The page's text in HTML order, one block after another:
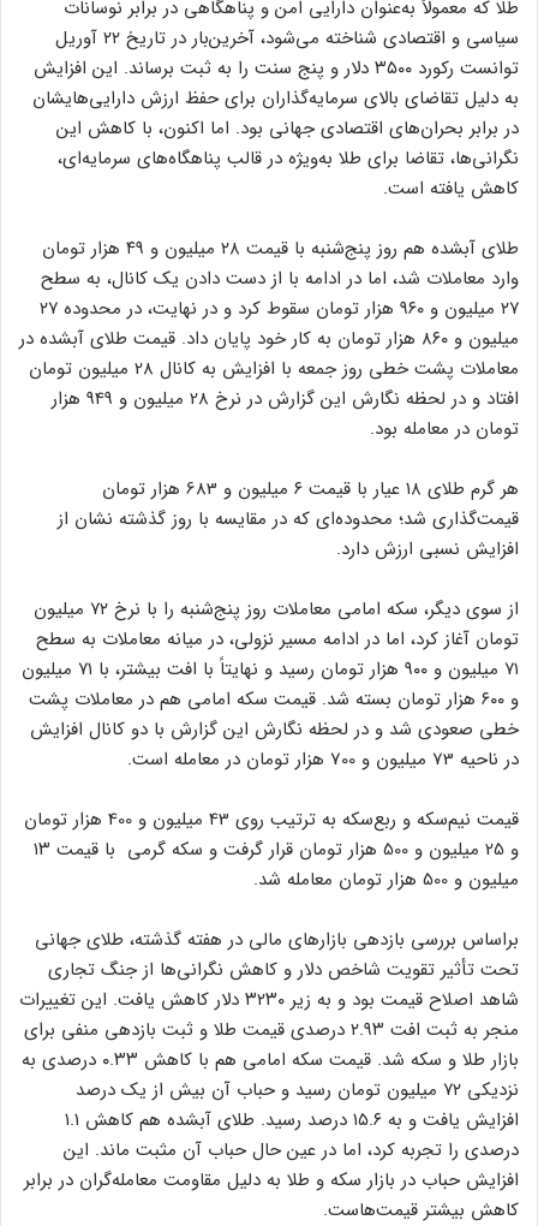
طلا که معمولاً به‌عنوان دارایی امن و پناهگاهی در برابر نوسانات
سیاسی و اقتصادی شناخته می‌شود، آخرین‌بار در تاریخ ۲۲ آوریل
توانست رکورد ۳۵۰۰ دلار و پنج سنت را به ثبت برساند. این افزایش
به دلیل تقاضای بالای سرمایه‌گذاران برای حفظ ارزش دارایی‌هایشان
در برابر بحران‌های اقتصادی جهانی بود. اما اکنون، با کاهش این
نگرانی‌ها، تقاضا برای طلا به‌ویژه در قالب پناهگاه‌های سرمایه‌ای،
کاهش یافته است.
طلای آبشده هم روز پنج‌شنبه با قیمت ۲۸ میلیون و ۴۹ هزار تومان
وارد معاملات شد، اما در ادامه با از دست دادن یک کانال، به سطح
۲۷ میلیون و ۹۶۰ هزار تومان سقوط کرد و در نهایت، در محدوده ۲۷
میلیون و ۸۶۰ هزار تومان به کار خود پایان داد. قیمت طلای آبشده در
معاملات پشت خطی روز جمعه با افزایش به کانال 28 میلیون تومان
افتاد و در لحظه نگارش این گزارش در نرخ 28 میلیون و 949 هزار
تومان در معامله بود.
هر گرم طلای ۱۸ عیار با قیمت ۶ میلیون و 683 هزار تومان
قیمت‌گذاری شد؛ محدوده‌ای که در مقایسه با روز گذشته نشان از
افزایش نسبی ارزش دارد.
از سوی دیگر، سکه امامی معاملات روز پنج‌شنبه را با نرخ ۷۲ میلیون
تومان آغاز کرد، اما در ادامه مسیر نزولی، در میانه معاملات به سطح
۷۱ میلیون و ۹۰۰ هزار تومان رسید و نهایتاً با افت بیشتر، با ۷۱ میلیون
و ۶۰۰ هزار تومان بسته شد. قیمت سکه امامی هم در معاملات پشت
خطی صعودی شد و در لحظه نگارش این گزارش با دو کانال افزایش
در ناحیه 73 میلیون و 700 هزار تومان در معامله است.
قیمت نیم‌سکه و ربع‌سکه به ترتیب روی 43 میلیون و 400 هزار تومان
و 25 میلیون و 500 هزار تومان قرار گرفت و سکه گرمی با قیمت ۱۳
میلیون و 500 هزار تومان معامله شد.
براساس بررسی بازدهی بازارهای مالی در هفته گذشته، طلای جهانی
تحت تأثیر تقویت شاخص دلار و کاهش نگرانی‌ها از جنگ تجاری
شاهد اصلاح قیمت بود و به زیر ۳۲۳۰ دلار کاهش یافت. این تغییرات
منجر به ثبت افت ۲.۹۳ درصدی قیمت طلا و ثبت بازدهی منفی برای
بازار طلا و سکه شد. قیمت سکه امامی هم با کاهش ۰.۳۳ درصدی به
نزدیکی ۷۲ میلیون تومان رسید و حباب آن بیش از یک درصد
افزایش یافت و به ۱۵.۶ درصد رسید. طلای آبشده هم کاهش ۱.۱
درصدی را تجربه کرد، اما در عین حال حباب آن مثبت ماند. این
افزایش حباب در بازار سکه و طلا به دلیل مقاومت معامله‌گران در برابر
کاهش بیشتر قیمت‌هاست.